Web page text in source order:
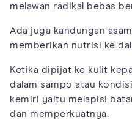
melawan radikal bebas
Ada juga kandungan
memberikan nutrisi ke
Ketika dipijat ke kulit
dalam sampo atau
kemiri yaitu melapisi
dan memperkuatnya.